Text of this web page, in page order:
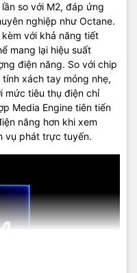
so với M2, đáp ứng
nghiệp như Octane.
với khả năng tiết
mang lại hiệu suất
điện năng. So với chip
xách tay mỏng nhẹ,
mức tiêu thụ điện chỉ
Media Engine tiên tiến
năng hơn khi xem
vụ phát trực tuyến.